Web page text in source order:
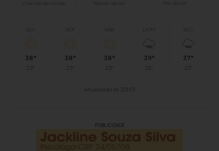
Chance de chuva
Nascer do sol Pôr do sol
38°
23°
SEX
38°
23°
SÁB
38°
23°
DOM
39°
25°
SEG
37°
23°
Atualizado às 20h01
PUBLICIDADE